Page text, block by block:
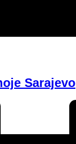
Sarajevo